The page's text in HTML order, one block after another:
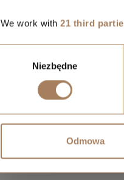
We work with 21 third
Niezbędne
Odmowa